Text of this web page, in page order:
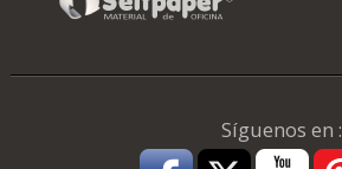
Síguenos en :